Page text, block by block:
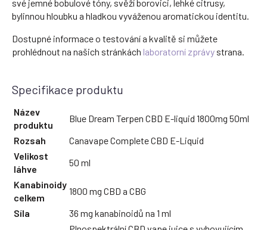
své jemné bobulové tóny, svěží borovici, lehké citrusy,
bylinnou hloubku a hladkou vyváženou aromatickou identitu.
Dostupné informace o testování a kvalitě si můžete
prohlédnout na našich stránkách laboratorní zprávy strana.
Specifikace produktu
Název
produktu
Blue Dream Terpen CBD E-liquid 1800mg 50ml
Rozsah
Canavape Complete CBD E-Liquid
Velikost
láhve
50 ml
Kanabinoidy
celkem
1800 mg CBD a CBG
Síla
36 mg kanabinoidů na 1 ml